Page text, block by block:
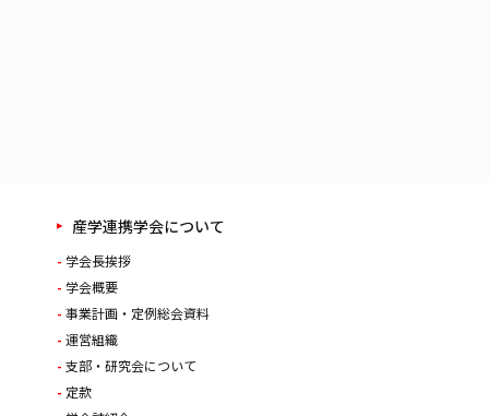
産学連携学会について
学会長挨拶
学会概要
事業計画・定例総会資料
運営組織
支部・研究会について
定款